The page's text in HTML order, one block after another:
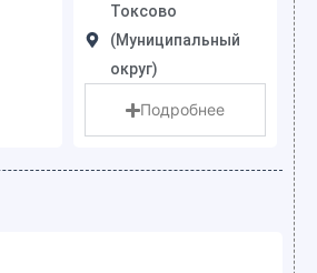
Токсово
(Муниципальный
округ)
Подробнее